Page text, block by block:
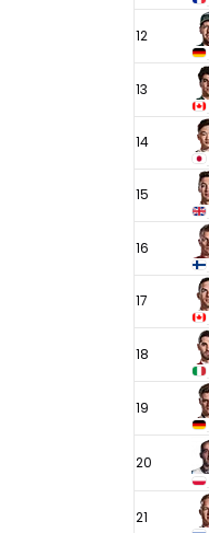
12
13
14
15
16
17
18
19
20
21